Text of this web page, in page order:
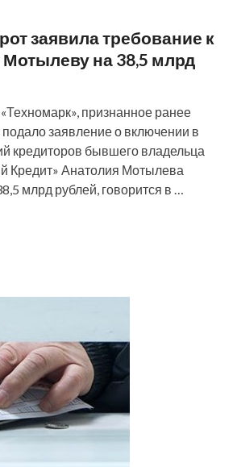
заявила требование к
Мотылеву на 38,5 млрд
признанное ранее
заявление о включении в
кредиторов бывшего владельца
Кредит» Анатолия Мотылева
млрд рублей, говорится в …